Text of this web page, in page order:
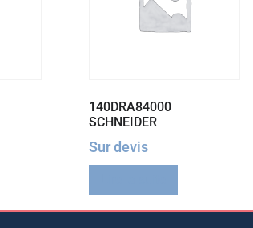
140DRA84000
SCHNEIDER
Sur devis